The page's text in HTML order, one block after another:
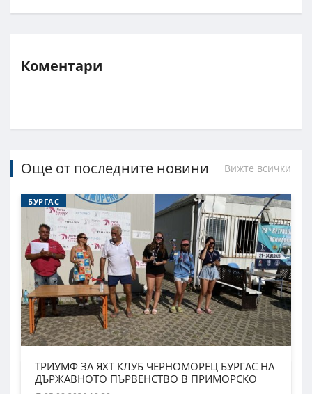
Коментари
Още от последните новини Вижте всички
БУРГАС
ТРИУМФ ЗА ЯХТ КЛУБ ЧЕРНОМОРЕЦ БУРГАС НА
ДЪРЖАВНОТО ПЪРВЕНСТВО В ПРИМОРСКО